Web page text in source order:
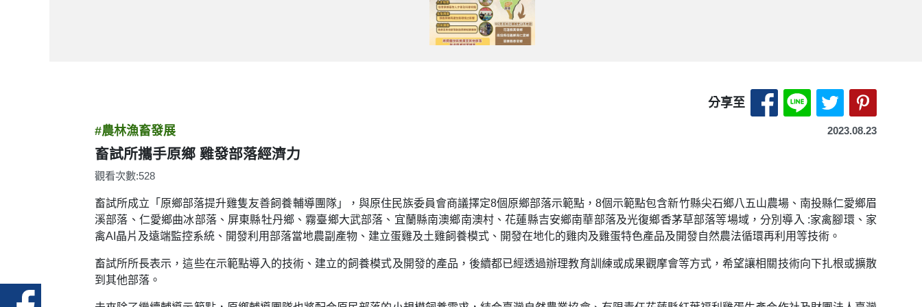
分享至 分享至 Facebook-另開新
分享至 LINE-另開
分享至 X（
#農林漁畜發展 2023.08.23
畜試所攜手原鄉 雞發部落經濟力
觀看次數:528
畜試所成立「原鄉部落提升雞隻友善飼養輔導團隊」，與原住民族委員會商議擇定8個原鄉部落示範點，8個示範點包含新竹縣尖石鄉八五山農場、南投縣仁愛鄉眉
溪部落、仁愛鄉曲冰部落、屏東縣牡丹鄉、霧臺鄉大武部落、宜蘭縣南澳鄉南澳村、花蓮縣吉安鄉南華部落及光復鄉香茅草部落等場域，分別導入 :家禽腳環、家
禽AI晶片及遠端監控系統、開發利用部落當地農副產物、建立蛋雞及土雞飼養模式、開發在地化的雞肉及雞蛋特色產品及開發自然農法循環再利用等技術。
畜試所所長表示，這些在示範點導入的技術、建立的飼養模式及開發的產品，後續都已經透過辦理教育訓練或成果觀摩會等方式，希望讓相關技術向下扎根或擴散
到其他部落。